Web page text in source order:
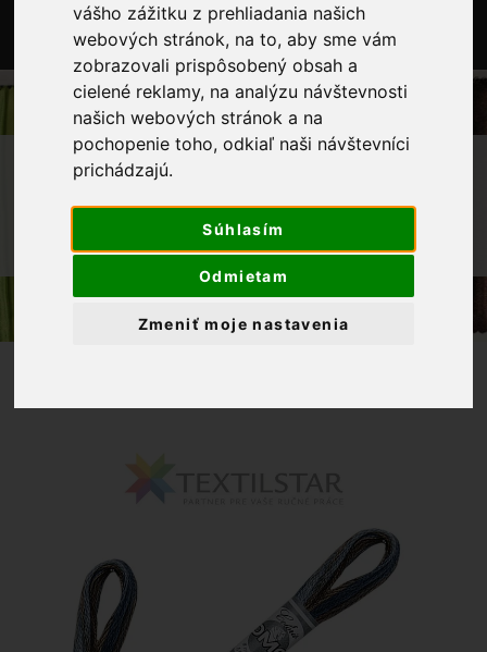
vášho zážitku z prehliadania našich
webových stránok, na to, aby sme vám
zobrazovali prispôsobený obsah a
cielené reklamy, na analýzu návštevnosti
našich webových stránok a na
pochopenie toho, odkiaľ naši návštevníci
prichádzajú.
Súhlasím
Odmietam
Zmeniť moje nastavenia
OBCHOD PRIADZE
VYŠÍVACIE PRIADZE
DMC COLORIS
MULINKY NA VYŠÍVANIE COLORIS
MELÍROVANÁ DMC 4515 - HNEDOMODRÁ